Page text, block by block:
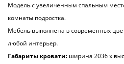
Модель с увеличенным спальным
комнаты подростка.
Мебель выполнена в современных
любой интерьер.
Габариты кровати: ширина 2036 х